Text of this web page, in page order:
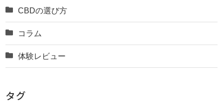
CBDの選び方
コラム
体験レビュー
タグ